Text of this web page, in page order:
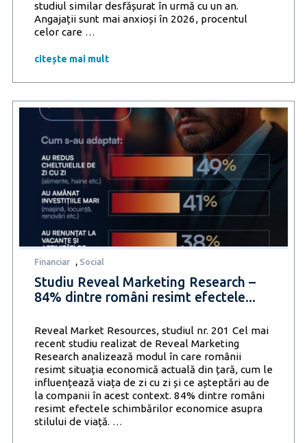
studiul similar desfășurat în urmă cu un an.
Angajații sunt mai anxioși în 2026, procentul
celor care …
3
se
mai
stresați
la
locul
de
muncă
decât
anul
trecut
citește mai mult
Financiar Social
Studiu Reveal Marketing Research –
84% dintre români resimt efectele...
Reveal Market Resources, studiul nr. 201 Cel mai
recent studiu realizat de Reveal Marketing
Research analizează modul în care românii
resimt situația economică actuală din țară, cum le
influențează viața de zi cu zi și ce așteptări au de
la companii în acest context. 84% dintre români
resimt efectele schimbărilor economice asupra
stilului de viață. …